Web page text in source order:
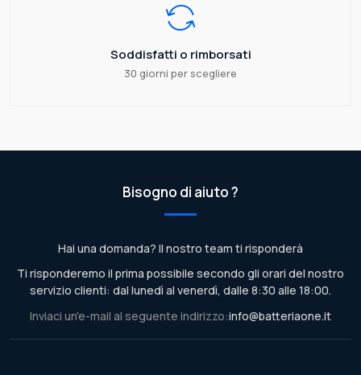
Soddisfatti o rimborsati
30 giorni per scegliere
Bisogno di aiuto ?
Hai una domanda? Il nostro team ti risponderà
Ti risponderemo il prima possibile secondo gli orari del nostro
servizio clienti: dal lunedì al venerdì, dalle 8:30 alle 18:00.
Inviaci un'e-mail al seguente indirizzo:info@batteriaone.it